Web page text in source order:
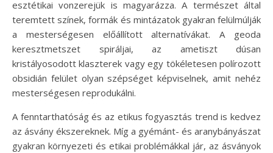
esztétikai vonzerejük is magyarázza. A természet által
teremtett színek, formák és mintázatok gyakran felülmúlják
a mesterségesen előállított alternatívákat. A geoda
keresztmetszet spiráljai, az ametiszt dúsan
kristályosodott klaszterek vagy egy tökéletesen polírozott
obsidián felület olyan szépséget képviselnek, amit nehéz
mesterségesen reprodukálni.
A fenntarthatóság és az etikus fogyasztás trend is kedvez
az ásvány ékszereknek. Míg a gyémánt- és aranybányászat
gyakran környezeti és etikai problémákkal jár, az ásványok